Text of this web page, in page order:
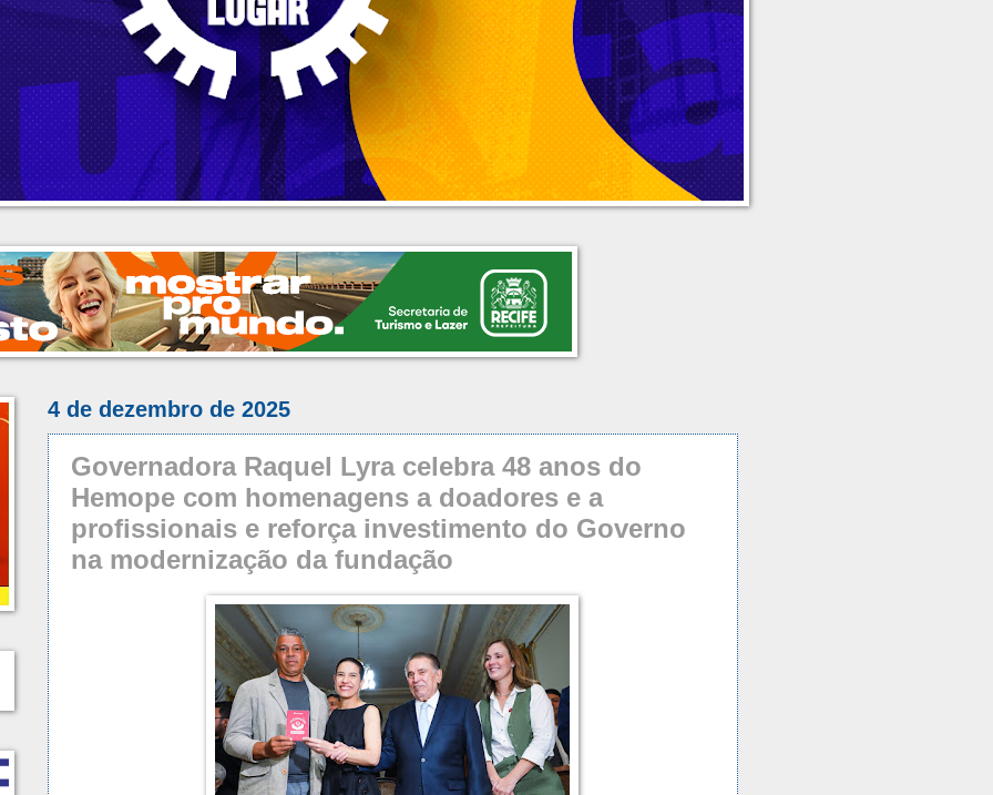
4 de dezembro de 2025
Governadora Raquel Lyra celebra 48 anos do
Hemope com homenagens a doadores e a
profissionais e reforça investimento do Governo
na modernização da fundação